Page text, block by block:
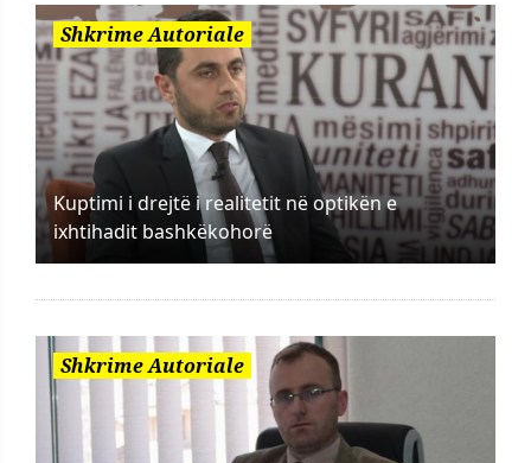
Shkrime Autoriale
Kuptimi i drejtë i realitetit në optikën e
ixhtihadit bashkëkohorë
Shkrime Autoriale